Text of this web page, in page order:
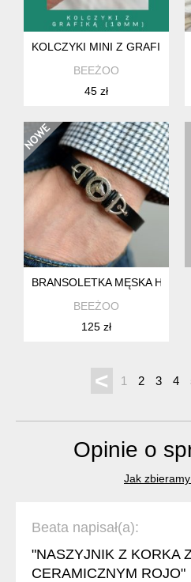
KOLCZYKI MINI Z GRAFIKĄ
BEEŻOO
45 zł
BRANSOLETKA MĘSKA
BEEŻOO
125 zł
< 1 2 3 4
Opinie o
Jak
Beata napisał(a):
"NASZYJNIK Z KORKA
CERAMICZNYM ROJO"